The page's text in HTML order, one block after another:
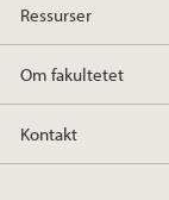
Ressurser
Om fakultetet
Kontakt